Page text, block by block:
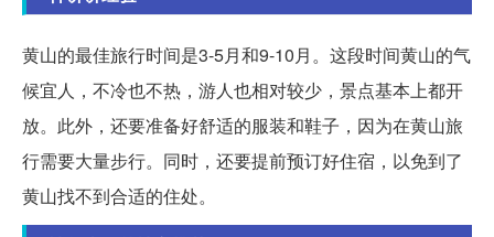
黄山的最佳旅行时间是3-5月和9-10月。这段时间黄山的气
候宜人，不冷也不热，游人也相对较少，景点基本上都开
放。此外，还要准备好舒适的服装和鞋子，因为在黄山旅
行需要大量步行。同时，还要提前预订好住宿，以免到了
黄山找不到合适的住处。